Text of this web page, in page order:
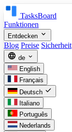
TasksBoard
Funktionen
Entdecken expand_more
Blog Preise Sicherheit
language de expand_more
English
Français
Deutsch check
Italiano
Português
Nederlands